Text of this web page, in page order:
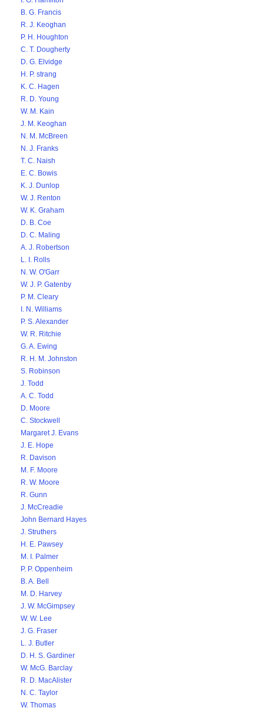
B. G. Francis
R. J. Keoghan
P. H. Houghton
C. T. Dougherty
D. G. Elvidge
H. P. strang
K. C. Hagen
R. D. Young
W. M. Kain
J. M. Keoghan
N. M. McBreen
N. J. Franks
T. C. Naish
E. C. Bowis
K. J. Dunlop
W. J. Renton
W. K. Graham
D. B. Coe
D. C. Maling
A. J. Robertson
L. I. Rolls
N. W. O'Garr
W. J. P. Gatenby
P. M. Cleary
I. N. Williams
P. S. Alexander
W. R. Ritchie
G. A. Ewing
R. H. M. Johnston
S. Robinson
J. Todd
A. C. Todd
D. Moore
C. Stockwell
Margaret J. Evans
J. E. Hope
R. Davison
M. F. Moore
R. W. Moore
R. Gunn
J. McCreadie
John Bernard Hayes
J. Struthers
H. E. Pawsey
M. I. Palmer
P. P. Oppenheim
B. A. Bell
M. D. Harvey
J. W. McGimpsey
W. W. Lee
J. G. Fraser
L. J. Butler
D. H. S. Gardiner
W. McG. Barclay
R. D. MacAlister
N. C. Taylor
W. Thomas